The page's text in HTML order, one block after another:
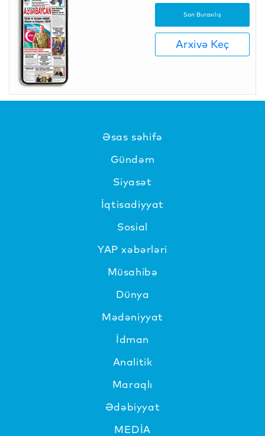
Son Buraxılış
Arxivə Keç
Əsas səhifə
Gündəm
Siyasət
İqtisadiyyat
Sosial
YAP xəbərləri
Müsahibə
Dünya
Mədəniyyat
İdman
Analitik
Maraqlı
Ədəbiyyat
MEDİA